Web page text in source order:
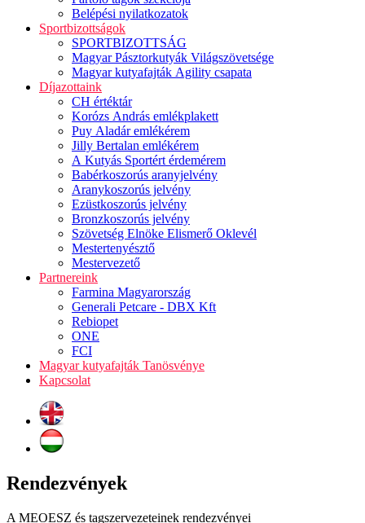
Belépési nyilatkozatok
Sportbizottságok
SPORTBIZOTTSÁG
Magyar Pásztorkutyák Világszövetsége
Magyar kutyafajták Agility csapata
Díjazottaink
CH értéktár
Korózs András emlékplakett
Puy Aladár emlékérem
Jilly Bertalan emlékérem
A Kutyás Sportért érdemérem
Babérkoszorús aranyjelvény
Aranykoszorús jelvény
Ezüstkoszorús jelvény
Bronzkoszorús jelvény
Szövetség Elnöke Elismerő Oklevél
Mestertenyésztő
Mestervezető
Partnereink
Farmina Magyarország
Generali Petcare - DBX Kft
Rebiopet
ONE
FCI
Magyar kutyafajták Tanösvénye
Kapcsolat
Rendezvények
A MEOESZ és tagszervezeteinek rendezvényei